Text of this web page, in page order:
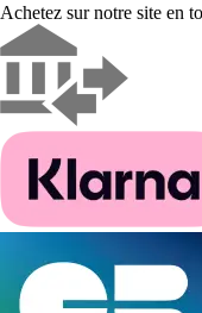
Achetez sur notre site en